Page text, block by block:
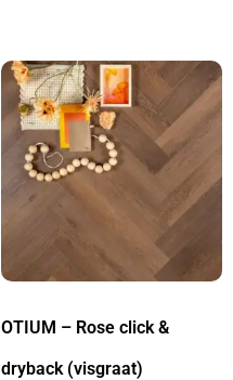
OTIUM – Rose click &
dryback (visgraat)